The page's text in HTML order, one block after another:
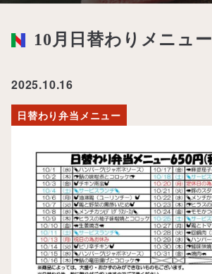
10月日替わりメニュー
2025.10.16
日替わり弁当メニュー